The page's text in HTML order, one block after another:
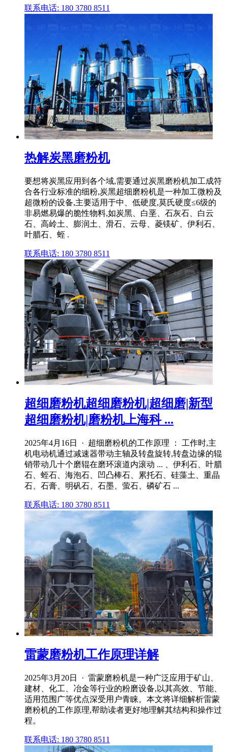
联系电话: 180 3780 8511
热解炭黑磨粉机
要想将炭黑应用到各个域,需要通过炭黑磨粉机加工成符
合各行业标准的细粉,炭黑超细磨粉机是一种加工微粉及
超微粉的设备,主要适用于中、低硬度,莫氏硬度≤6级的
非易燃易爆的脆性物料,如炭黑、白垩、石灰石、白云
石、高岭土、膨润土、滑石、云母、菱镁矿、伊利石、
叶腊石、蛭 .
联系电话: 180 3780 8511
超细磨粉机超细磨粉机|超细磨|新型
超细磨粉机|磨粉机上海科 ...
2025年4月16日 · 超细磨粉机的工作原理 ： 工作时,主
机电动机通过减速器带动主轴及转盘旋转,转盘边缘的辊
销带动几十个磨辊在磨环滚道内滚动 ... 、伊利石、叶腊
石、蛭石、海泡石、凹凸棒石、累托石、硅藻土、重晶
石、石膏、明矾石、石墨、萤石、磷矿石 ...
联系电话: 180 3780 8511
雷蒙磨粉机工作原理详解
2025年3月20日 · 雷蒙磨粉机是一种广泛应用于矿山、
建材、化工、冶金等行业的粉磨设备,以其高效、节能、
适用范围广等优点深受用户青睐。本文将详细解析雷蒙
磨粉机的工作原理,帮助读者更好地理解其结构和操作过
程。
联系电话: 180 3780 8511